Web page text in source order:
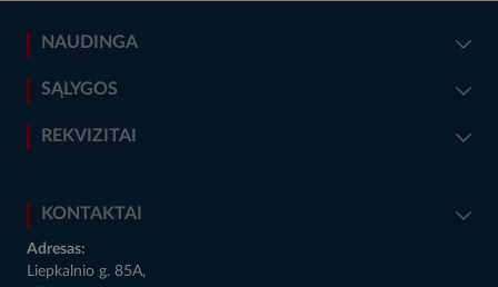
NAUDINGA
SĄLYGOS
REKVIZITAI
KONTAKTAI
Adresas:
Liepkalnio g. 85A,